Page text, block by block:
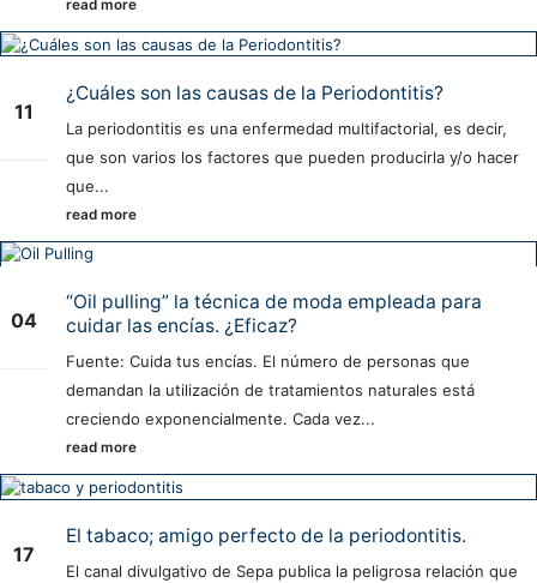
read more
11
¿Cuáles son las causas de la Periodontitis?
La periodontitis es una enfermedad multifactorial, es decir,
que son varios los factores que pueden producirla y/o hacer
que...
read more
04
“Oil pulling” la técnica de moda empleada para
cuidar las encías. ¿Eficaz?
Fuente: Cuida tus encías. El número de personas que
demandan la utilización de tratamientos naturales está
creciendo exponencialmente. Cada vez...
read more
17
El tabaco; amigo perfecto de la periodontitis.
El canal divulgativo de Sepa publica la peligrosa relación que